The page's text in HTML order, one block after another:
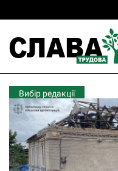
Вибір редакції